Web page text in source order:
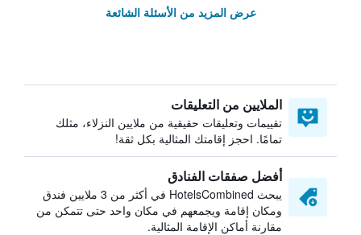
عرض المزيد من الأسئلة الشائعة
الملايين من التعليقات
تقييمات وتعليقات حقيقية من ملايين النزلاء، مثلك
تمامًا. احجز إقامتك المثالية بكل ثقة!
أفضل صفقات الفنادق
يبحث HotelsCombined في أكثر من 3 ملايين فندق
ومكان إقامة ويجمعهم في مكان واحد حتى تتمكن من
مقارنة أماكن الإقامة المثالية.